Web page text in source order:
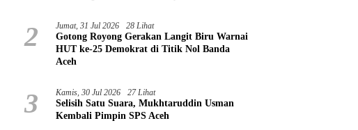
2 Jumat, 31 Jul 2026 28 Lihat
Gotong Royong Gerakan Langit Biru Warnai
HUT ke-25 Demokrat di Titik Nol Banda
Aceh
3 Kamis, 30 Jul 2026 27 Lihat
Selisih Satu Suara, Mukhtaruddin Usman
Kembali Pimpin SPS Aceh